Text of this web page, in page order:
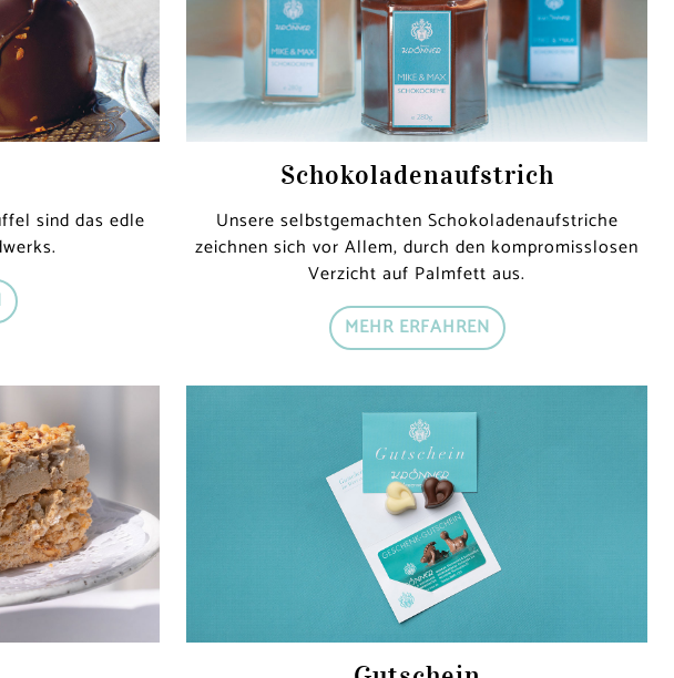
sind das edle
Schokoladen­aufstrich
Unsere selbstgemachten Schokoladenaufstriche
zeichnen sich vor Allem, durch den kompromisslosen
Verzicht auf Palmfett aus.
MEHR ERFAHREN